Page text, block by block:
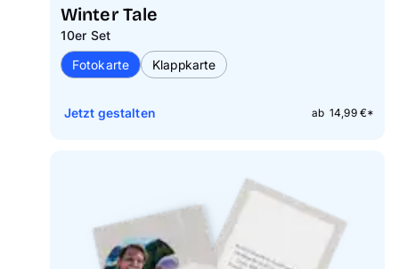
Winter Tale
10er Set
Fotokarte
Klappkarte
ab 14,99 €*
Jetzt gestalten